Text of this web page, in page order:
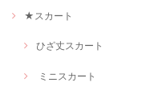
★スカート
ひざ丈スカート
ミニスカート